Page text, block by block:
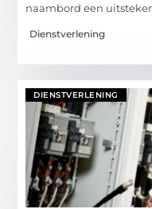
naambord een
Dienstverlening
DIENSTVERLENING